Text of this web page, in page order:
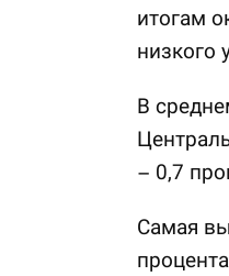
итогам
низкого
В
– 0,7
Самая